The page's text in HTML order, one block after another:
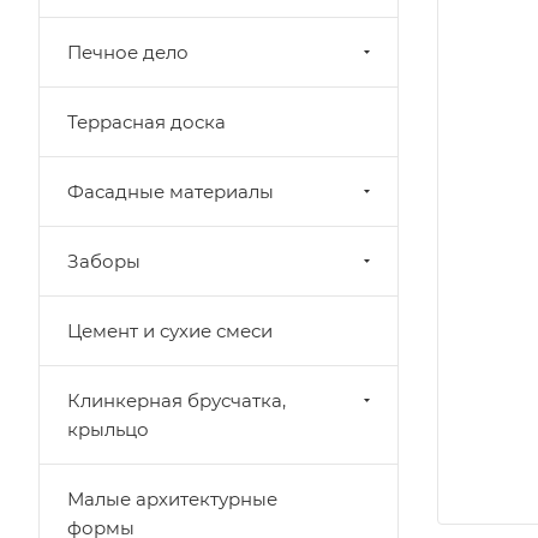
Печное дело
Террасная доска
Фасадные материалы
Заборы
Цемент и сухие смеси
Клинкерная брусчатка,
крыльцо
Малые архитектурные
формы